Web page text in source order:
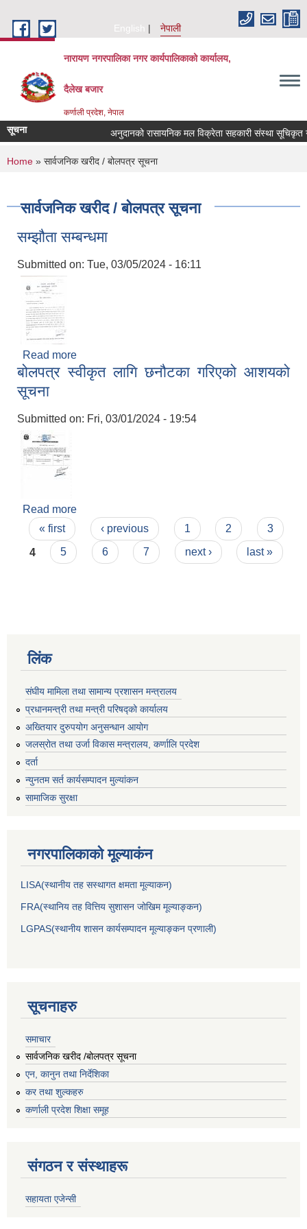
English
नेपाली
नारायण नगरपालिका नगर कार्यपालिकाको कार्यालय,
दैलेख बजार
कर्णाली प्रदेश, नेपाल
सूचना अनुदानको रासायनिक मल विक्रेता सहकारी संस्था सूचिकृत
You are here
Home » सार्वजनिक खरीद / बोलपत्र सूचना
सार्वजनिक खरीद / बोलपत्र सूचना
सम्झौता सम्बन्धमा
Submitted on: Tue, 03/05/2024 - 16:11
Read more
बोलपत्र स्वीकृत लागि छनौटका गरिएको आशयको
सूचना
Submitted on: Fri, 03/01/2024 - 19:54
Read more
सूचना
Pages
« first ‹ previous 1 2
3
4
5 6 7 next › last »
लिंक
संघीय मामिला तथा सामान्य प्रशासन मन्त्रालय
प्रधानमन्त्री तथा मन्त्री परिषद्को कार्यालय
अख्तियार दुरुपयोग अनुसन्धान आयोग
जलस्रोत तथा उर्जा विकास मन्त्रालय, कर्णालि प्रदेश
दर्ता
न्युनतम सर्त कार्यसम्पादन मुल्यांकन
सामाजिक सुरक्षा
नगरपालिकाकाे मूल्याकंन
LISA(स्थानीय तह सस्थागत क्षमता मूल्याक‌न)
FRA(स्थानिय तह वित्तिय सुशासन जोखिम मूल्याङ्कन)
LGPAS(स्थानीय शासन कार्यसम्पादन मूल्याङ्कन प्रणाली)
सूचनाहरु
समाचार
सार्वजनिक खरीद /बोलपत्र सूचना
एन, कानुन तथा निर्देशिका
कर तथा शुल्कहरु
कर्णाली प्रदेश शिक्षा समूह
संगठन र संस्थाहरू
सहायता एजेन्सी